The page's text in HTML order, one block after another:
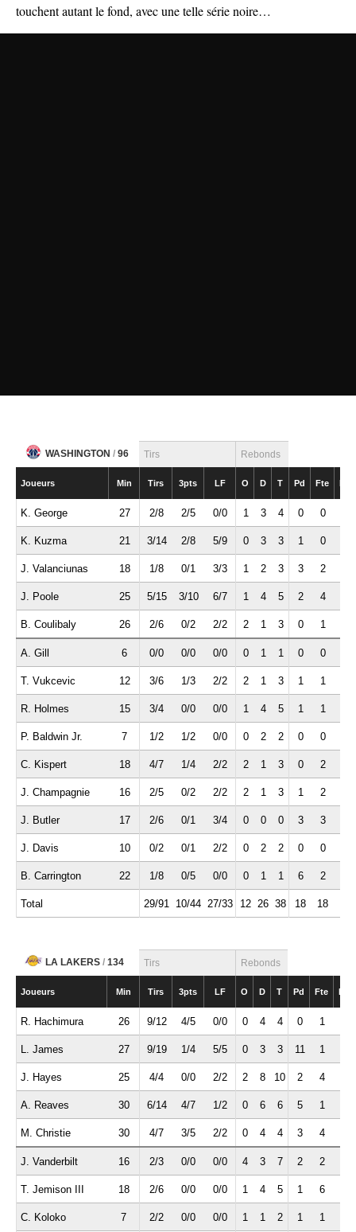
touchent autant le fond, avec une telle série noire…
WASHINGTON / 96 Tirs Rebonds
Joueurs Min Tirs 3pts LF O D T Pd Fte
K. George 27 2/8 2/5 0/0 1 3 4 0 0
K. Kuzma 21 3/14 2/8 5/9 0 3 3 1 0
J. Valanciunas 18 1/8 0/1 3/3 1 2 3 3 2
J. Poole 25 5/15 3/10 6/7 1 4 5 2 4
B. Coulibaly 26 2/6 0/2 2/2 2 1 3 0 1
A. Gill 6 0/0 0/0 0/0 0 1 1 0 0
T. Vukcevic 12 3/6 1/3 2/2 2 1 3 1 1
R. Holmes 15 3/4 0/0 0/0 1 4 5 1 1
P. Baldwin Jr. 7 1/2 1/2 0/0 0 2 2 0 0
C. Kispert 18 4/7 1/4 2/2 2 1 3 0 2
J. Champagnie 16 2/5 0/2 2/2 2 1 3 1 2
J. Butler 17 2/6 0/1 3/4 0 0 0 3 3
J. Davis 10 0/2 0/1 2/2 0 2 2 0 0
B. Carrington 22 1/8 0/5 0/0 0 1 1 6 2
Total 29/91 10/44 27/33 12 26 38 18 18
LA LAKERS / 134 Tirs Rebonds
Joueurs Min Tirs 3pts LF O D T Pd Fte
R. Hachimura 26 9/12 4/5 0/0 0 4 4 0 1
L. James 27 9/19 1/4 5/5 0 3 3 11 1
J. Hayes 25 4/4 0/0 2/2 2 8 10 2 4
A. Reaves 30 6/14 4/7 1/2 0 6 6 5 1
M. Christie 30 4/7 3/5 2/2 0 4 4 3 4
J. Vanderbilt 16 2/3 0/0 0/0 4 3 7 2 2
T. Jemison III 18 2/6 0/0 0/0 1 4 5 1 6
C. Koloko 7 2/2 0/0 0/0 1 1 2 1 1